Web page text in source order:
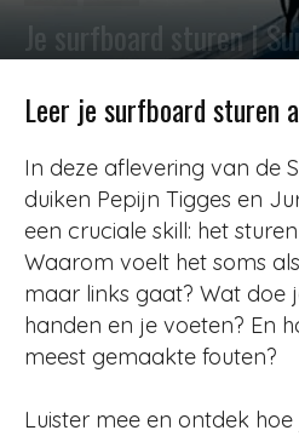
Je surfboard sturen |
Leer je surfboard sturen
In deze aflevering van de
duiken Pepijn Tigges en
een cruciale skill: het
Waarom voelt het soms
maar links gaat? Wat doe
handen en je voeten? En
meest gemaakte fouten?
Luister mee en ontdek